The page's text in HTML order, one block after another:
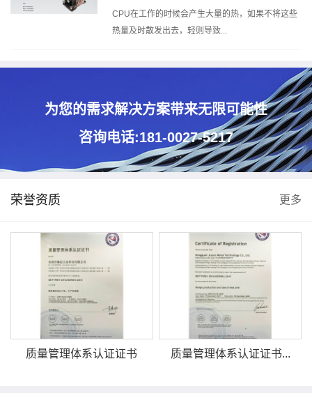
CPU在工作的时候会产生大量的热，如果不将这些
热量及时散发出去，轻则导致...
为您的需求解决方案带来无限可能性
咨询电话:181-0027-5217
荣誉资质 更多
质量管理体系认证证书 质量管理体系认证证书...